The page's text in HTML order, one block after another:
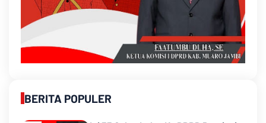
BERITA POPULER